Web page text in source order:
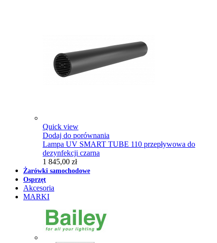
Quick view
Dodaj do porównania
Lampa UV SMART TUBE 110 przepływowa do
dezynfekcji czarna
1 845,00 zł
Żarówki samochodowe
Osprzęt
Akcesoria
MARKI